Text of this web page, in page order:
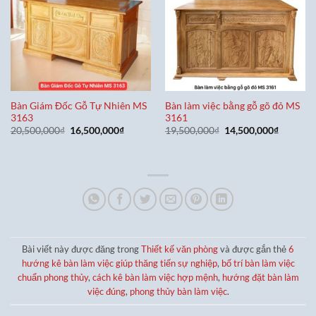
Bàn Giám Đốc Gỗ Tự Nhiên MS
3163
20,500,000₫ Giá
gốc
16,500,000₫Giá
Bàn làm việc bằng gỗ gõ đỏ MS
3161
19,500,000₫ Giá
gốc
14,500,000₫Giá
Bài viết này được đăng trongThiết kế văn phòngvà được gắn thẻ6
hướng kê bàn làm việc giúp thăng tiến sự nghiệp, bố trí bàn làm việc
chuẩn phong thủy, cách kê bàn làm việc hợp mệnh, hướng đặt bàn làm
việc đúng, phong thủy bàn làm việc.